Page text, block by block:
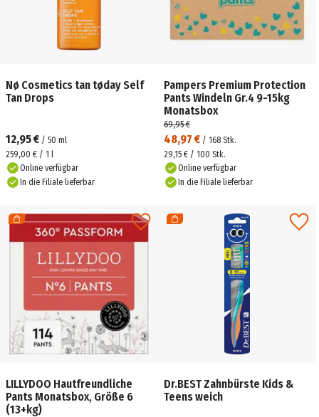
Nø Cosmetics tan tøday Self
Tan Drops
12,95 € / 50 ml
259,00 € / 1 l
Online verfügbar
In die Filiale lieferbar
Pampers Premium Protection
Pants Windeln Gr.4 9-15kg
Monatsbox
48,97 € / 168 Stk.
69,95 €
29,15 € / 100 Stk.
Online verfügbar
In die Filiale lieferbar
LILLYDOO Hautfreundliche
Pants Monatsbox, Größe 6
(13+kg)
Dr.BEST Zahnbürste Kids &
Teens weich